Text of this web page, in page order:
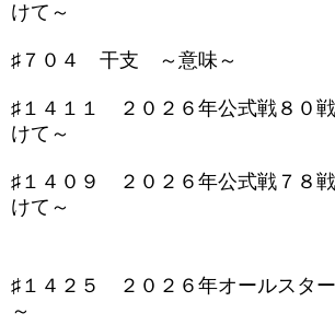
けて～
♯７０４ 干支 ～意味～
♯１４１１ ２０２６年公式戦８０
けて～
♯１４０９ ２０２６年公式戦７８
けて～
♯１４２５ ２０２６年オールスタ
～